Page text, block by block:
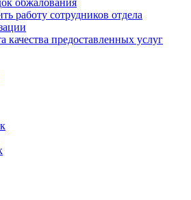
работу сотрудников отдела
качества предоставленных услуг